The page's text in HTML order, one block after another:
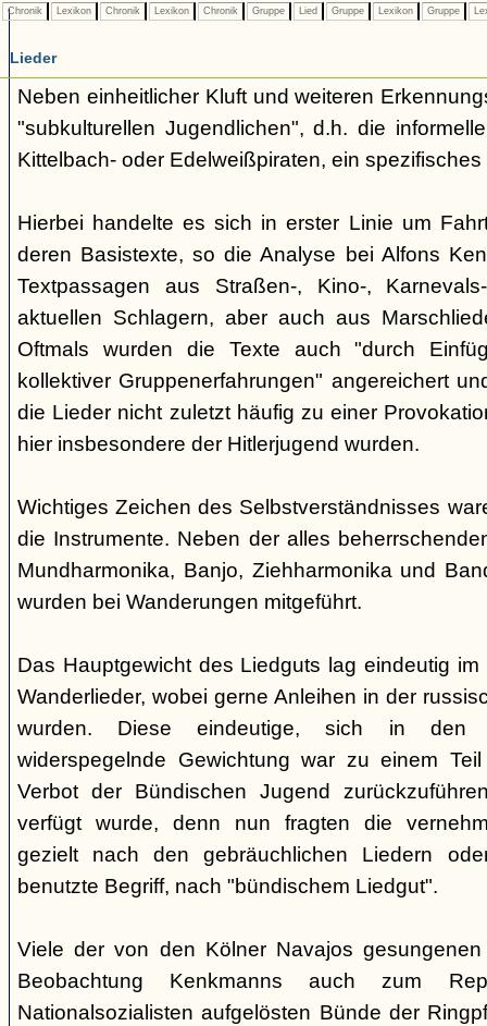
Chronik Lexikon Chronik Lexikon Chronik Gruppe Lied Gruppe Lexikon Gruppe
Lieder
Neben einheitlicher Kluft und weiteren
"subkulturellen Jugendlichen", d.h. die
Kittelbach- oder Edelweißpiraten, ein
Hierbei handelte es sich in erster Linie um
deren Basistexte, so die Analyse bei Alfons
Textpassagen aus Straßen-, Kino-,
aktuellen Schlagern, aber auch aus
Oftmals wurden die Texte auch "durch
kollektiver Gruppenerfahrungen" angereichert
die Lieder nicht zuletzt häufig zu einer
hier insbesondere der Hitlerjugend wurden.
Wichtiges Zeichen des Selbstverständnisses
die Instrumente. Neben der alles
Mundharmonika, Banjo, Ziehharmonika und
wurden bei Wanderungen mitgeführt.
Das Hauptgewicht des Liedguts lag eindeutig
Wanderlieder, wobei gerne Anleihen in der
wurden. Diese eindeutige, sich in den
widerspegelnde Gewichtung war zu einem
Verbot der Bündischen Jugend
verfügt wurde, denn nun fragten die
gezielt nach den gebräuchlichen Liedern
benutzte Begriff, nach "bündischem Liedgut".
Viele der von den Kölner Navajos
Beobachtung Kenkmanns auch zum
Nationalsozialisten aufgelösten Bünde der